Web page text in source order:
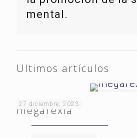
mental.
Ultimos artículos
27 diciembre, 2023
megarexia